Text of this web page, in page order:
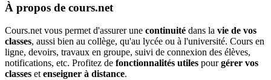
À propos de cours.net
Cours.net vous permet d'assurer une continuité dans la vie de vos
classes, aussi bien au collège, qu'au lycée ou à l'université. Cours en
ligne, devoirs, travaux en groupe, suivi de connexion des élèves,
notifications, etc. Profitez de fonctionnalités utiles pourgérer vos
classes etenseigner à distance.